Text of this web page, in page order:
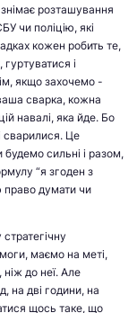
розташування
чи поліцію, які
кожен робить те,
і
якщо захочемо -
сварка, кожна
навалі, яка йде. Бо
сварилися. Це
будемо сильні і разом,
“я згоден з
думати чи
маємо на меті,
ніж до неї. Але
на дві години, на
щось таке, що